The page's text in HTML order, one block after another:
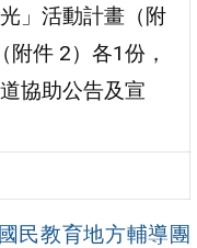
」活動計畫（附
件 2）各1份，
協助公告及宣
民教育地方輔導團